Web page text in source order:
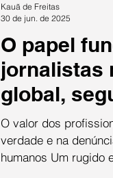
O papel
jornalistas
global,
XIV
O valor dos
verdade e na
humanos Um rugido
Kauã de Freitas
30 de jun. de 2025